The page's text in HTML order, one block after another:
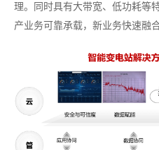
理。同时具有大带宽、低功耗等
产业务可靠承载，新业务快速融合